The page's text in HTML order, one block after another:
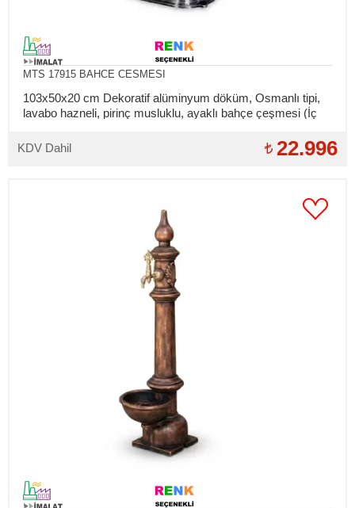
MTS 17915 BAHCE CESMESI
103x50x20 cm Dekoratif alüminyum döküm, Osmanlı tipi,
lavabo hazneli, pirinç musluklu, ayaklı bahçe çeşmesi (İç
KDV Dahil
22.996